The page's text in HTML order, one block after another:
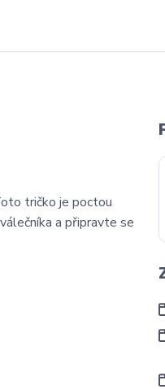
tričko je poctou
a připravte se